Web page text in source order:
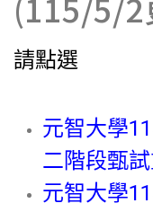
請點選
元智大學
二階段甄
元智大學